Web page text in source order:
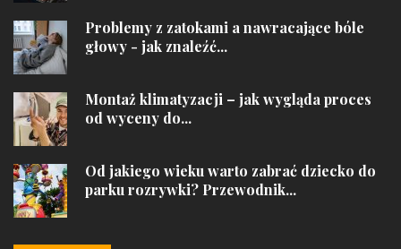
Problemy z zatokami a nawracające bóle
głowy - jak znaleźć...
Montaż klimatyzacji – jak wygląda proces
od wyceny do...
Od jakiego wieku warto zabrać dziecko do
parku rozrywki? Przewodnik...